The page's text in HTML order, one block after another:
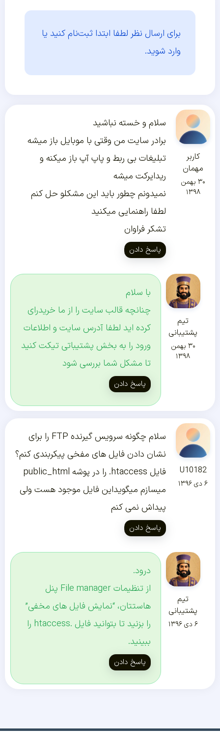
برای ارسال نظر لطفا ابتدا ثبت‌نام کنید یا
وارد شوید.
کاربر
مهمان
۳۰ بهمن
۱۳۹۸
سلام و خسته نباشید
برادر سایت من وقتی با موبایل باز میشه
تبلیغات بی ربط و پاپ آپ باز میکنه و
ریدایرکت میشه
نمیدونم چطور باید این مشکلو حل کنم
لطفا راهنمایی میکنید
تشکر فراوان
پاسخ دادن
تیم
پشتیبانی
۳۰ بهمن
۱۳۹۸
با سلام
چنانچه قالب سایت را از ما خریدرای
کرده اید لطفا آدرس سایت و اطلاعات
ورود را به بخش پشتیباتی تیکت کنید
تا مشکل شما بررسی شود
پاسخ دادن
U10182
۶ دی ۱۳۹۶
سلام چگونه سرویس گیرنده FTP را برای
نشان دادن فایل های مفخی پیکربندی کنم؟
فایل htaccess. را در پوشه public_html
میسازم میگویداین فایل موجود هست ولی
پیداش نمی کنم
پاسخ دادن
تیم
پشتیبانی
۶ دی ۱۳۹۶
درود.
از تنظیمات File manager پنل
هاستتان، “نمایش فایل های مخفی”
را بزنید تا بتوانید فایل .htaccess را
ببینید.
پاسخ دادن